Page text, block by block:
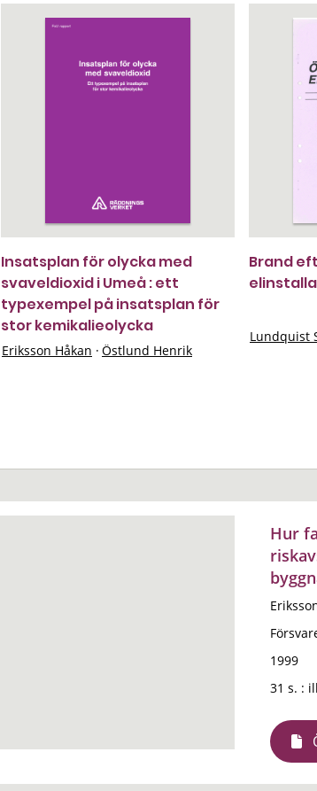
Insatsplan för olycka med
svaveldioxid i Umeå : ett
typexempel på insatsplan för
stor kemikalieolycka
Eriksson Håkan · Östlund Henrik
Brand
Lundquist
Hur
1999
31 s. :